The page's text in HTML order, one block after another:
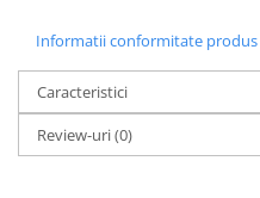
Senzatii/Suspans
Senzatii/Thriller
Informatii conformitate produs
Caracteristici
Review-uri(0)